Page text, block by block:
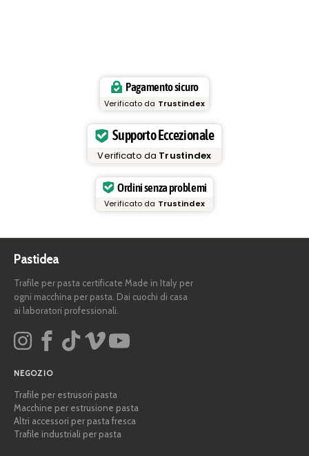
Pagamento sicuro
Verificato da Trustindex
Supporto Eccezionale
Verificato da Trustindex
Ordini senza problemi
Verificato da Trustindex
Pastidea
Trafile per pasta certificate Made in Italy per
ogni macchina per pasta. Dai cuochi di casa
ai laboratori professionali.
NEGOZIO
Trafile per estrusori pasta
Macchine per estrusione pasta
Altri accessori per pasta fresca
Trafile industriali per pasta